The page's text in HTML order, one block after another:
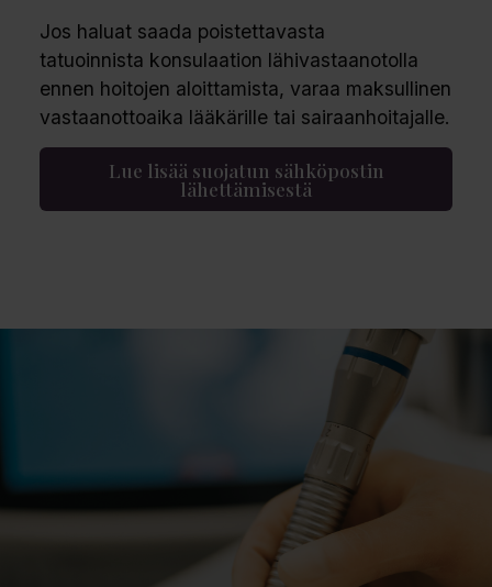
Jos haluat saada poistettavasta
tatuoinnista konsulaation lähivastaanotolla
ennen hoitojen aloittamista, varaa maksullinen
vastaanottoaika lääkärille tai sairaanhoitajalle.
Lue lisää suojatun sähköpostin
lähettämisestä